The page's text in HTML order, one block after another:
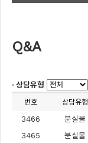
Q&A
상담유형
번호 상담유형
3466 분실물
3465
분실물